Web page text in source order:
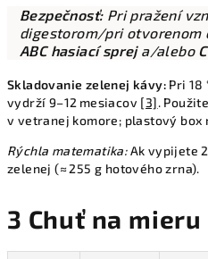
Bezpečnosť:Pri pražení
digestorom/pri otvorenom
ABC hasiací spreja/alebo
Skladovanie zelenej kávy: Pri 18
vydrží 9–12 mesiacov [3].
v vetranej komore; plastový box
Rýchla matematika:Ak vypijete
zelenej (≈ 255 g hotového zrna).
3 Chuť na mieru